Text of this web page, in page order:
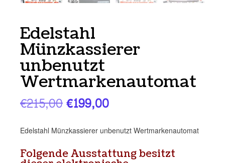
Edelstahl
Münzkassierer
unbenutzt
Wertmarkenautomat
€215,00Ursprünglicher
war:
€215,00
€199,00Aktueller
ist:
€199,00.
Edelstahl Münzkassierer unbenutzt Wertmarkenautomat
Folgende Ausstattung besitzt